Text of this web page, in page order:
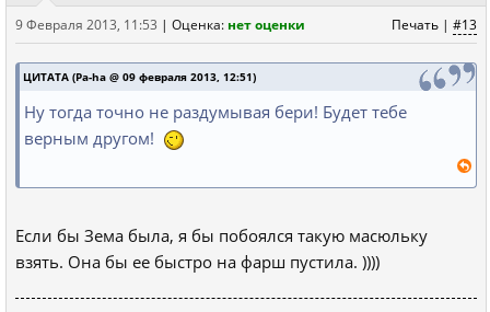
Печать | #13
9 Февраля 2013, 11:53 | Оценка: нет оценки
ЦИТАТА (Pa-ha @ 09 февраля 2013, 12:51)
Ну тогда точно не раздумывая бери! Будет тебе
верным другом!
Если бы Зема была, я бы побоялся такую масюльку
взять. Она бы ее быстро на фарш пустила. ))))